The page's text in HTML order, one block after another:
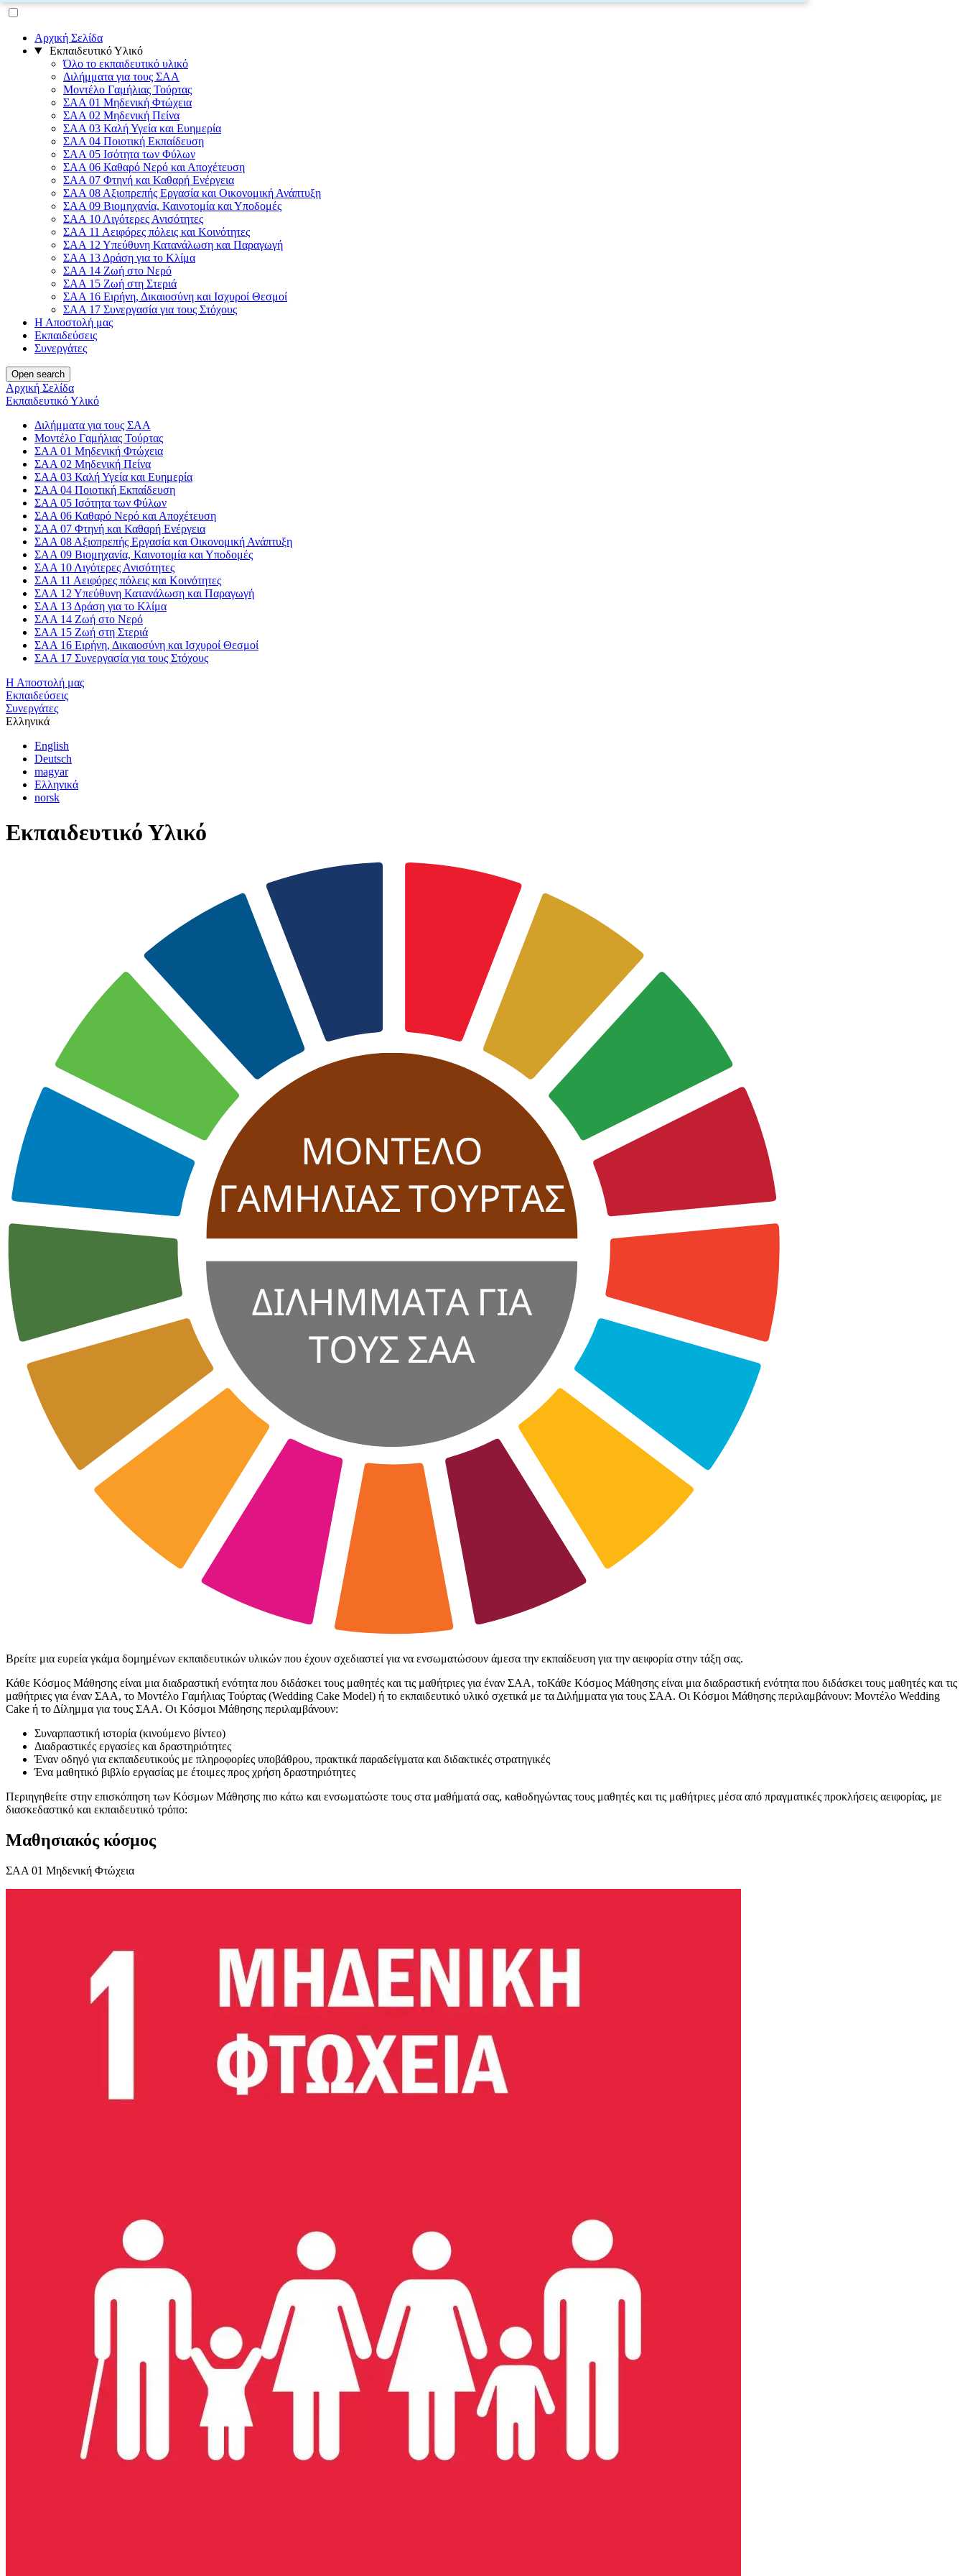
Αρχική Σελίδα
Εκπαιδευτικό Υλικό
Όλο το εκπαιδευτικό υλικό
Διλήμματα για τους ΣΑΑ
Μοντέλο Γαμήλιας Τούρτας
ΣΑΑ 01 Μηδενική Φτώχεια
ΣΑΑ 02 Μηδενική Πείνα
ΣΑΑ 03 Καλή Υγεία και Ευημερία
ΣΑΑ 04 Ποιοτική Εκπαίδευση
ΣΑΑ 05 Ισότητα των Φύλων
ΣΑΑ 06 Καθαρό Νερό και Αποχέτευση
ΣΑΑ 07 Φτηνή και Καθαρή Ενέργεια
ΣΑΑ 08 Αξιοπρεπής Εργασία και Οικονομική Ανάπτυξη
ΣΑΑ 09 Βιομηχανία, Καινοτομία και Υποδομές
ΣΑΑ 10 Λιγότερες Ανισότητες
ΣΑΑ 11 Αειφόρες πόλεις και Κοινότητες
ΣΑΑ 12 Υπεύθυνη Κατανάλωση και Παραγωγή
ΣΑΑ 13 Δράση για το Κλίμα
ΣΑΑ 14 Ζωή στο Νερό
ΣΑΑ 15 Ζωή στη Στεριά
ΣΑΑ 16 Ειρήνη, Δικαιοσύνη και Ισχυροί Θεσμοί
ΣΑΑ 17 Συνεργασία για τους Στόχους
Η Αποστολή μας
Εκπαιδεύσεις
Συνεργάτες
Open search
Αρχική Σελίδα
Εκπαιδευτικό Υλικό
Διλήμματα για τους ΣΑΑ
Μοντέλο Γαμήλιας Τούρτας
ΣΑΑ 01 Μηδενική Φτώχεια
ΣΑΑ 02 Μηδενική Πείνα
ΣΑΑ 03 Καλή Υγεία και Ευημερία
ΣΑΑ 04 Ποιοτική Εκπαίδευση
ΣΑΑ 05 Ισότητα των Φύλων
ΣΑΑ 06 Καθαρό Νερό και Αποχέτευση
ΣΑΑ 07 Φτηνή και Καθαρή Ενέργεια
ΣΑΑ 08 Αξιοπρεπής Εργασία και Οικονομική Ανάπτυξη
ΣΑΑ 09 Βιομηχανία, Καινοτομία και Υποδομές
ΣΑΑ 10 Λιγότερες Ανισότητες
ΣΑΑ 11 Αειφόρες πόλεις και Κοινότητες
ΣΑΑ 12 Υπεύθυνη Κατανάλωση και Παραγωγή
ΣΑΑ 13 Δράση για το Κλίμα
ΣΑΑ 14 Ζωή στο Νερό
ΣΑΑ 15 Ζωή στη Στεριά
ΣΑΑ 16 Ειρήνη, Δικαιοσύνη και Ισχυροί Θεσμοί
ΣΑΑ 17 Συνεργασία για τους Στόχους
Η Αποστολή μας
Εκπαιδεύσεις
Συνεργάτες
Ελληνικά
English
Deutsch
magyar
Ελληνικά
norsk
Εκπαιδευτικό Υλικό
Βρείτε μια ευρεία γκάμα δομημένων εκπαιδευτικών υλικών που έχουν σχεδιαστεί για να ενσωματώσουν άμεσα την εκπαίδευση για την αειφορία στην τάξη σας.
Κάθε Κόσμος Μάθησης είναι μια διαδραστική ενότητα που διδάσκει τους μαθητές και τις μαθήτριες για έναν ΣAΑ, τοΚάθε Κόσμος Μάθησης είναι μια διαδραστική ενότητα που διδάσκει τους μαθητές και τις
μαθήτριες για έναν ΣAΑ, το Μοντέλο Γαμήλιας Τούρτας (Wedding Cake Model) ή το εκπαιδευτικό υλικό σχετικά με τα Διλήμματα για τους ΣΑΑ. Οι Κόσμοι Μάθησης περιλαμβάνουν: Μοντέλο Wedding
Cake ή το Δίλημμα για τους ΣΑΑ. Οι Κόσμοι Μάθησης περιλαμβάνουν:
Συναρπαστική ιστορία (κινούμενο βίντεο)
Διαδραστικές εργασίες και δραστηριότητες
Έναν οδηγό για εκπαιδευτικούς με πληροφορίες υποβάθρου, πρακτικά παραδείγματα και διδακτικές στρατηγικές
Ένα μαθητικό βιβλίο εργασίας με έτοιμες προς χρήση δραστηριότητες
Περιηγηθείτε στην επισκόπηση των Κόσμων Μάθησης πιο κάτω και ενσωματώστε τους στα μαθήματά σας, καθοδηγώντας τους μαθητές και τις μαθήτριες μέσα από πραγματικές προκλήσεις αειφορίας, με
διασκεδαστικό και εκπαιδευτικό τρόπο:
Μαθησιακός κόσμος
ΣΑΑ 01 Μηδενική Φτώχεια